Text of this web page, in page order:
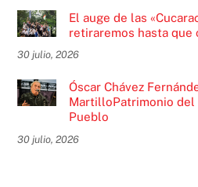
El auge de las
retiraremos hasta que
30 julio, 2026
Óscar Chávez
MartilloPatrimonio del
Pueblo
30 julio, 2026